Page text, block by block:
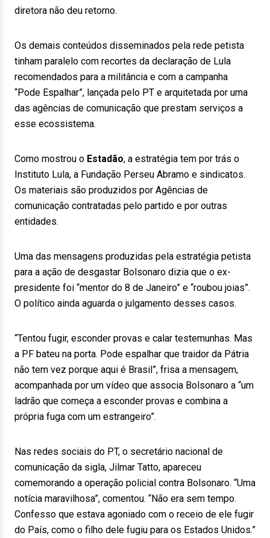
diretora não deu retorno.
Os demais conteúdos disseminados pela rede petista
tinham paralelo com recortes da declaração de Lula
recomendados para a militância e com a campanha
“Pode Espalhar”, lançada pelo PT e arquitetada por uma
das agências de comunicação que prestam serviços a
esse ecossistema.
Como mostrou o Estadão, a estratégia tem por trás o
Instituto Lula, a Fundação Perseu Abramo e sindicatos.
Os materiais são produzidos por Agências de
comunicação contratadas pelo partido e por outras
entidades.
Uma das mensagens produzidas pela estratégia petista
para a ação de desgastar Bolsonaro dizia que o ex-
presidente foi “mentor do 8 de Janeiro” e “roubou joias”.
O político ainda aguarda o julgamento desses casos.
“Tentou fugir, esconder provas e calar testemunhas. Mas
a PF bateu na porta. Pode espalhar que traidor da Pátria
não tem vez porque aqui é Brasil”, frisa a mensagem,
acompanhada por um vídeo que associa Bolsonaro a “um
ladrão que começa a esconder provas e combina a
própria fuga com um estrangeiro”.
Nas redes sociais do PT, o secretário nacional de
comunicação da sigla, Jilmar Tatto, apareceu
comemorando a operação policial contra Bolsonaro. “Uma
notícia maravilhosa”, comentou. “Não era sem tempo.
Confesso que estava agoniado com o receio de ele fugir
do País, como o filho dele fugiu para os Estados Unidos.”